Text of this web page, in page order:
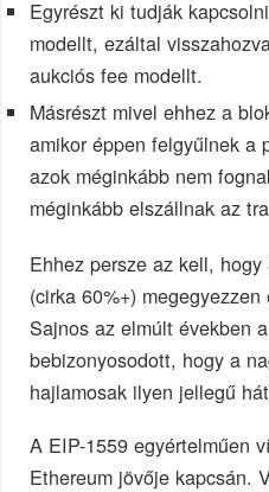
Egyrészt ki tudják
modellt, ezáltal
aukciós fee modellt.
Másrészt mivel ehhez a
amikor éppen felgyűlnek a
azok méginkább nem
méginkább elszállnak az
Ehhez persze az kell,
(cirka 60%+)
Sajnos az elmúlt években
bebizonyosodott, hogy a
hajlamosak ilyen jellegű
A EIP-1559 egyértelműen
Ethereum jövője kapcsán.